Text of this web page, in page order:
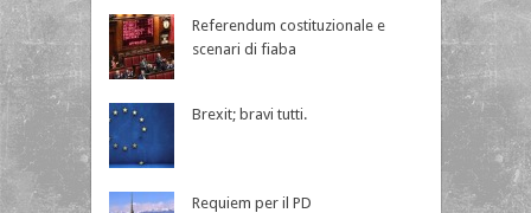
Referendum costituzionale e
scenari di fiaba
Brexit; bravi tutti.
Requiem per il PD